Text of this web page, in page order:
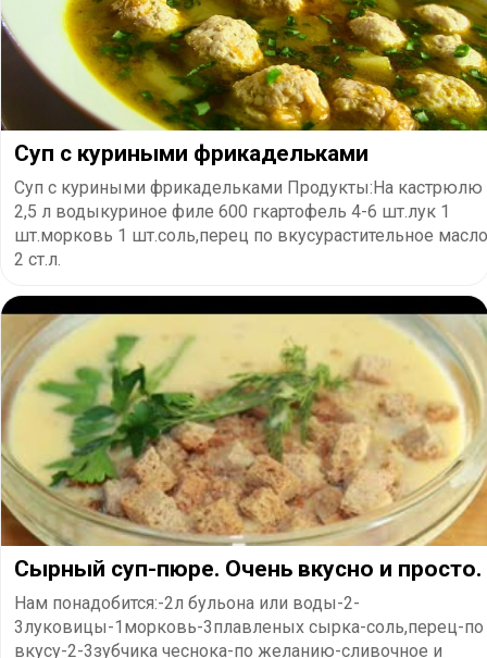
Суп с куриными фрикадельками
Суп с куриными фрикадельками Продукты:На кастрюлю
2,5 л водыкуриное филе 600 гкартофель 4-6 шт.лук 1
шт.морковь 1 шт.соль,перец по вкусурастительное масло
2 ст.л.
Сырный суп-пюре. Очень вкусно и просто.
Нам понадобится:-2л бульона или воды-2-
3луковицы-1морковь-3плавленых сырка-соль,перец-по
вкусу-2-3зубчика чеснока-по желанию-сливочное и